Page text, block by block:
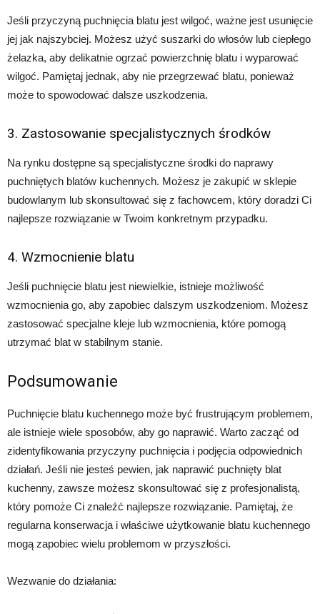
Jeśli przyczyną puchnięcia blatu jest wilgoć, ważne jest usunięcie
jej jak najszybciej. Możesz użyć suszarki do włosów lub ciepłego
żelazka, aby delikatnie ogrzać powierzchnię blatu i wyparować
wilgoć. Pamiętaj jednak, aby nie przegrzewać blatu, ponieważ
może to spowodować dalsze uszkodzenia.
3. Zastosowanie specjalistycznych środków
Na rynku dostępne są specjalistyczne środki do naprawy
puchniętych blatów kuchennych. Możesz je zakupić w sklepie
budowlanym lub skonsultować się z fachowcem, który doradzi Ci
najlepsze rozwiązanie w Twoim konkretnym przypadku.
4. Wzmocnienie blatu
Jeśli puchnięcie blatu jest niewielkie, istnieje możliwość
wzmocnienia go, aby zapobiec dalszym uszkodzeniom. Możesz
zastosować specjalne kleje lub wzmocnienia, które pomogą
utrzymać blat w stabilnym stanie.
Podsumowanie
Puchnięcie blatu kuchennego może być frustrującym problemem,
ale istnieje wiele sposobów, aby go naprawić. Warto zacząć od
zidentyfikowania przyczyny puchnięcia i podjęcia odpowiednich
działań. Jeśli nie jesteś pewien, jak naprawić puchnięty blat
kuchenny, zawsze możesz skonsultować się z profesjonalistą,
który pomoże Ci znaleźć najlepsze rozwiązanie. Pamiętaj, że
regularna konserwacja i właściwe użytkowanie blatu kuchennego
mogą zapobiec wielu problemom w przyszłości.
Wezwanie do działania: